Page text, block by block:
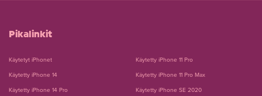
Pikalinkit
Käytetyt iPhonet
Käytetty iPhone 14
Käytetty iPhone 14 Pro
Käytetty iPhone 11 Pro
Käytetty iPhone 11 Pro Max
Käytetty iPhone SE 2020